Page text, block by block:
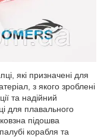
які призначені для
з якого зроблені
та надійний
для плавального
підошва
корабля та